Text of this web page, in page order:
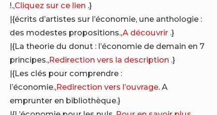
!.,Cliquez sur ce lien .}
|{écrits d’artistes sur l’économie, une anthologie :
des modestes propositions.,A découvrir .}
|{La theorie du donut : l’économie de demain en 7
principes.,Redirection vers la description .}
|{Les clés pour comprendre :
l’économie.,Redirection vers l’ouvrage. A
emprunter en bibliothèque.}